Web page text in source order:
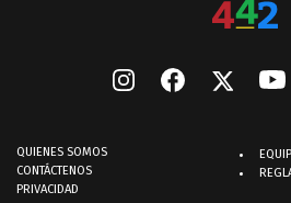
QUIENES SOMOS
CONTÁCTENOS
PRIVACIDAD